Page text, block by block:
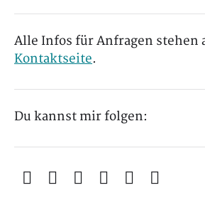
Alle Infos für Anfragen stehen
Kontaktseite.
Du kannst mir folgen: